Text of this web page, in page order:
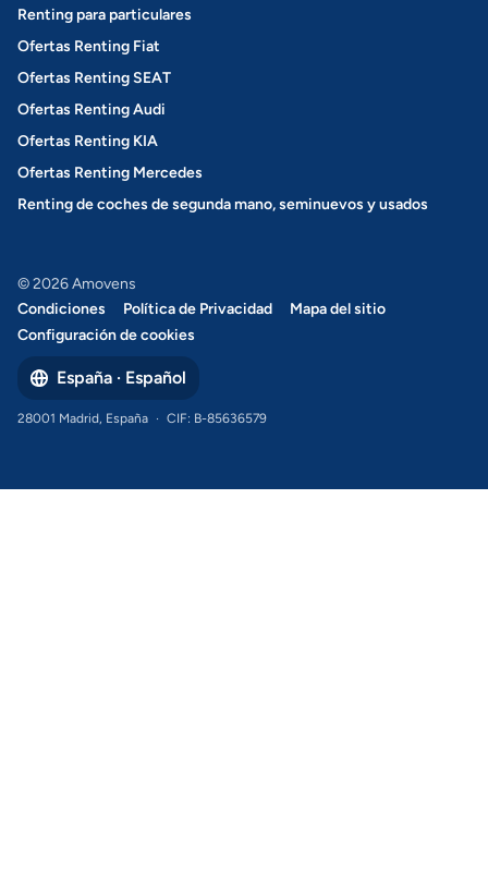
Renting para particulares
Ofertas Renting Fiat
Ofertas Renting SEAT
Ofertas Renting Audi
Ofertas Renting KIA
Ofertas Renting Mercedes
Renting de coches de segunda mano, seminuevos y usados
© 2026 Amovens
Condiciones
Política de Privacidad
Mapa del sitio
Configuración de cookies
España · Español
28001 Madrid, España · CIF: B-85636579